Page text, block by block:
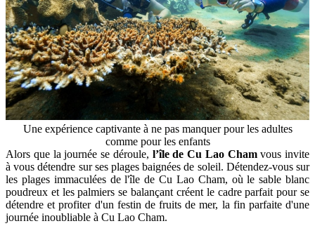
Une expérience captivante à ne pas manquer pour les adultes
comme pour les enfants
Alors que la journée se déroule, l’île de Cu Lao Chamvous invite
à vous détendre sur ses plages baignées de soleil. Détendez-vous sur
les plages immaculées de l'île de Cu Lao Cham, où le sable blanc
poudreux et les palmiers se balançant créent le cadre parfait pour se
détendre et profiter d'un festin de fruits de mer, la fin parfaite d'une
journée inoubliable à Cu Lao Cham.